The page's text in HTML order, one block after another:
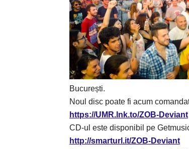
București.
Noul disc poate fi acum
https://UMR.lnk.to/ZOB-Deviant
CD-ul este disponibil pe
http://smarturl.it/ZOB-Deviant